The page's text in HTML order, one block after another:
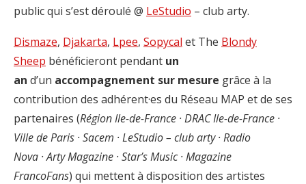
public qui s’est déroulé @ LeStudio – club arty.
Dismaze, Djakarta, Lpee, Sopycal et The Blondy
Sheep bénéficieront pendant un
an d’un accompagnement sur mesure grâce à la
contribution des adhérent·es du Réseau MAP et de ses
partenaires (Région Ile-de-France · DRAC Ile-de-France ·
Ville de Paris · Sacem · LeStudio – club arty · Radio
Nova · Arty Magazine · Star’s Music · Magazine
FrancoFans) qui mettent à disposition des artistes